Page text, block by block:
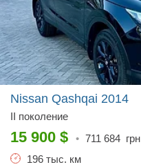
Nissan Qashqai 2014
II поколение
15 900 $ • 711 684 грн
196 тыс. км